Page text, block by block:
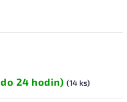
do 24 hodin) (14 ks)